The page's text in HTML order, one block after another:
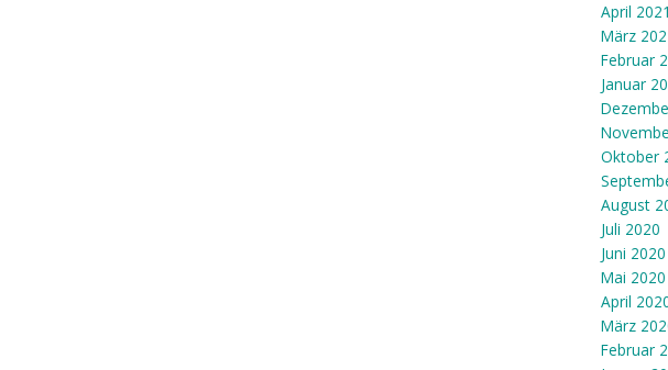
April 2021
März
Februar
Januar
Oktober
August
Juli 2020
Juni 2020
Mai 2020
April
März
Februar